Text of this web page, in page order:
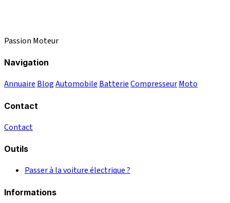
Passion Moteur
Navigation
Annuaire BlogAutomobile BatterieCompresseurMoto
Contact
Contact
Outils
Passer à la voiture électrique ?
Informations